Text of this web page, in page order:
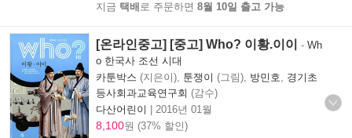
지금 택배 로 주문하면 8월 10일 출고 가능
[온라인중고] [중고] Who? 이황.이이 - Wh
o 한국사 조선 시대
카툰박스 (지은이), 툰쟁이 (그림), 방민호, 경기초
등사회과교육연구회 (감수)
다산어린이
2016년 01월
8,100원 (37% 할인)